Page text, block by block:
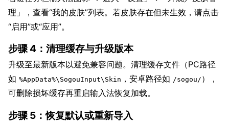
理」，查看“我的皮肤”列表。若皮肤存在但未生效，请点击
“启用”或“应用”。
步骤 4：清理缓存与升级版本
升级至最新版本以避免兼容问题。清理缓存文件（PC路径
如 %AppData%\SogouInput\Skin ，安卓路径如 /sogou/ ），
可删除损坏缓存再重启输入法恢复加载。
步骤 5：恢复默认或重新导入